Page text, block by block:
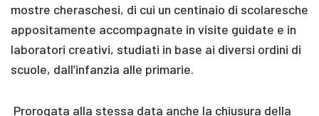
mostre cheraschesi, di cui un centinaio di scolaresche
appositamente accompagnate in visite guidate e in
laboratori creativi, studiati in base ai diversi ordini di
scuole, dall’infanzia alle primarie.
Prorogata alla stessa data anche la chiusura della